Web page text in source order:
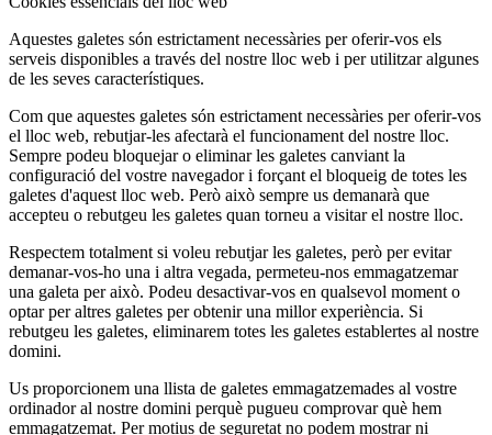
Aquestes galetes són estrictament necessàries per oferir-vos els
serveis disponibles a través del nostre lloc web i per utilitzar algunes
de les seves característiques.
Com que aquestes galetes són estrictament necessàries per oferir-vos
el lloc web, rebutjar-les afectarà el funcionament del nostre lloc.
Sempre podeu bloquejar o eliminar les galetes canviant la
configuració del vostre navegador i forçant el bloqueig de totes les
galetes d'aquest lloc web. Però això sempre us demanarà que
accepteu o rebutgeu les galetes quan torneu a visitar el nostre lloc.
Respectem totalment si voleu rebutjar les galetes, però per evitar
demanar-vos-ho una i altra vegada, permeteu-nos emmagatzemar
una galeta per això. Podeu desactivar-vos en qualsevol moment o
optar per altres galetes per obtenir una millor experiència. Si
rebutgeu les galetes, eliminarem totes les galetes establertes al nostre
domini.
Us proporcionem una llista de galetes emmagatzemades al vostre
ordinador al nostre domini perquè pugueu comprovar què hem
emmagatzemat. Per motius de seguretat no podem mostrar ni